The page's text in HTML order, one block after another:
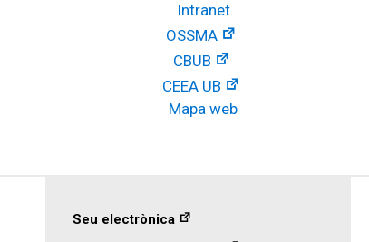
Intranet
OSSMA
CBUB
CEEA UB
Mapa web
Seu electrònica